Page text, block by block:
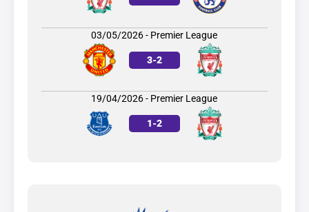
03/05/2026 - Premier League
3-2
19/04/2026 - Premier League
1-2